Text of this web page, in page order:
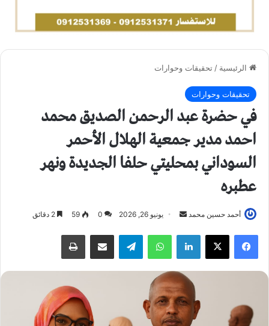
الرئيسية /تحقيقات وحوارات
تحقيقات وحوارات
في حضرة عبد الرحمن الصديق محمد
احمد مدير جمعية الهلال الأحمر
السوداني بمحليتي حلفا الجديدة ونهر
عطبره
أحمد حسين محمد
ل
ب
ر
ي
د
يونيو 26, 2026 0
59
فيسبوك لينكدإن واتساب